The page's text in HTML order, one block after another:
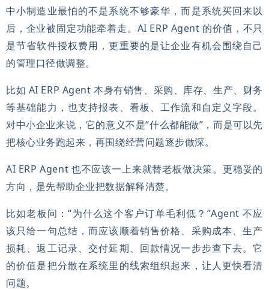
中小制造业最怕的不是系统不够豪华，而是系统买回来以
后，企业被固定功能牵着走。AI ERP Agent 的价值，不只
是节省软件授权费用，更重要的是让企业有机会围绕自己
的管理口径做调整。
比如 AI ERP Agent 本身有销售、采购、库存、生产、财务
等基础能力，也支持报表、看板、工作流和自定义字段。
对中小企业来说，它的意义不是“什么都能做”，而是可以先
把核心业务跑起来，再围绕经营问题逐步做深。
AI ERP Agent 也不应该一上来就替老板做决策。更稳妥的
方向，是先帮助企业把数据解释清楚。
比如老板问：“为什么这个客户订单毛利低？”Agent 不应
该只给一句总结，而应该顺着销售价格、采购成本、生产
损耗、返工记录、交付延期、回款情况一步步查下去。它
的价值是把分散在系统里的线索组织起来，让人更快看清
问题。